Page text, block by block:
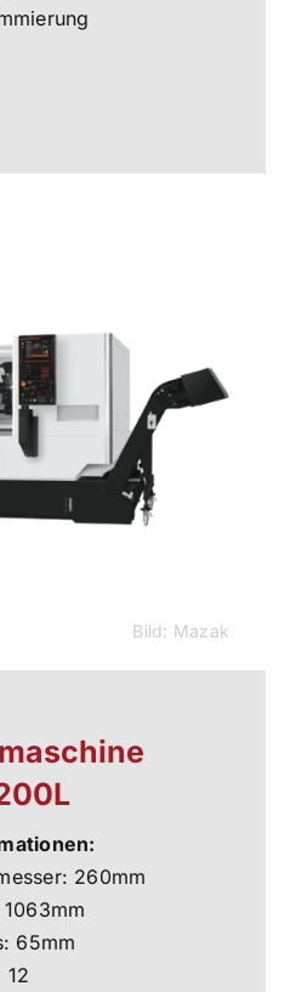
Bild: Mazak
260mm
65mm
12